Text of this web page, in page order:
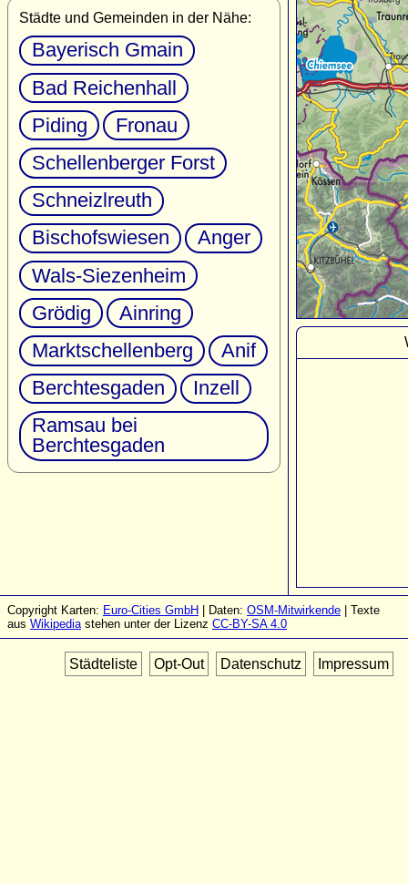
Städte und Gemeinden in der Nähe:
Bayerisch Gmain
Bad Reichenhall
Piding
Fronau
Schellenberger Forst
Schneizlreuth
Bischofswiesen
Anger
Wals-Siezenheim
Grödig
Ainring
Marktschellenberg
Anif
Berchtesgaden
Inzell
Ramsau bei
Berchtesgaden
Copyright Karten: Euro-Cities GmbH | Daten: OSM-Mitwirkende | Texte
aus Wikipediastehen unter der Lizenz CC-BY-SA 4.0
Städteliste Opt-Out Datenschutz Impressum